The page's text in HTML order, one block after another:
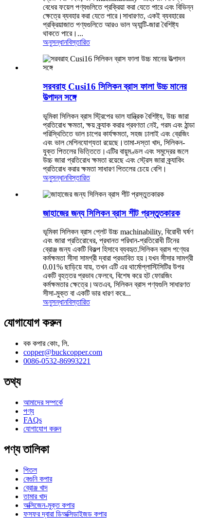
বেধের ফয়েল পণ্যগুলিতে প্রক্রিয়া করা যেতে পারে এবং বিভিন্ন
ক্ষেত্রে ব্যবহার করা যেতে পারে।সাধারণত, একই ব্যবহারের
প্রক্রিয়াজাত পণ্যগুলিতে আরও ভাল অ্যান্টি-জারা বৈশিষ্ট্য
থাকতে পারে।...
অনুসন্ধানবিস্তারিত
সরবরাহ Cusi16 সিলিকন ব্রাস ফালা উচ্চ মানের
উত্পাদন সঙ্গে
ভূমিকা সিলিকন ব্রাস স্ট্রিপের ভাল যান্ত্রিক বৈশিষ্ট্য, উচ্চ জারা
প্রতিরোধ ক্ষমতা, ক্ষয় ক্র্যাক করার প্রবণতা নেই, গরম এবং ঠান্ডা
পরিস্থিতিতে ভাল চাপের কার্যক্ষমতা, সহজ ঢালাই এবং ব্রেজিং
এবং ভাল মেশিনযোগ্যতা রয়েছে।তামা-দস্তা খাদ, সিলিকন-
যুক্ত পিতলের ভিত্তিতে।এটির বায়ুমণ্ডল এবং সমুদ্রের জলে
উচ্চ জারা প্রতিরোধ ক্ষমতা রয়েছে এবং স্ট্রেস জারা ক্র্যাকিং
প্রতিরোধ করার ক্ষমতা সাধারণ পিতলের চেয়ে বেশি।
অনুসন্ধানবিস্তারিত
জাহাজের জন্য সিলিকন ব্রাস শীট প্রস্তুতকারক
ভূমিকা সিলিকন ব্রাস প্লেট উচ্চ machinability, বিরোধী ঘর্ষণ
এবং জারা প্রতিরোধের, প্রধানত পরিধান-প্রতিরোধী টিনের
ব্রোঞ্জ জন্য একটি বিকল্প হিসাবে ব্যবহৃত.সিলিকন ব্রাস পণ্যের
কর্মক্ষমতা সীসা সামগ্রী দ্বারা প্রভাবিত হয়।যখন সীসার সামগ্রী
0.01% ছাড়িয়ে যায়, তখন এটি এর থার্মোপ্লাস্টিসিটির উপর
একটি বৃহত্তর প্রভাব ফেলবে, বিশেষ করে হট ফোরজিং
কর্মক্ষমতার ক্ষেত্রে।অতএব, সিলিকন ব্রাস পণ্যগুলি সাধারণত
সীসা-মুক্ত বা একটি ভার ধারণ করে...
অনুসন্ধানবিস্তারিত
যোগাযোগ করুন
বক কপার কোং, লি.
copper@buckcopper.com
0086-0532-86993221
তথ্য
আমাদের সম্পর্কে
পণ্য
FAQs
যোগাযোগ করুন
পণ্য তালিকা
পিতল
বেগুনি কপার
ব্রোঞ্জ খাদ
তামার খাদ
অক্সিজেন-মুক্ত কপার
ফসফর দ্বারা ডিঅক্সিডাইজড কপার